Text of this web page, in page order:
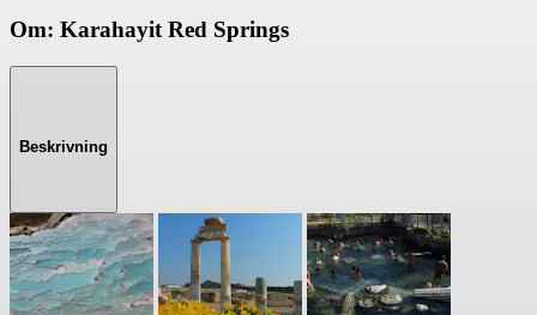
Om: Karahayit Red Springs
Beskrivning